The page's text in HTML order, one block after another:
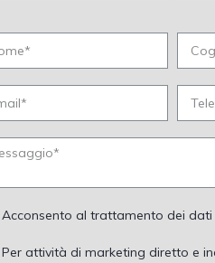
Acconsento al trattamento dei
Per attività di marketing diretto e